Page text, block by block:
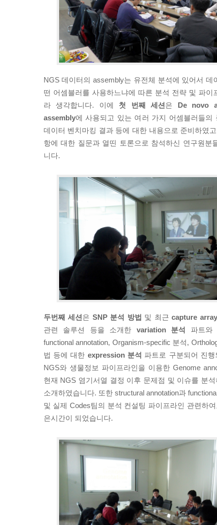
NGS 데이터의 assembly는 유전체 분석에 있어서 데
떤 어셈블러를 사용하느냐에 따른 분석 전략 및 파이
라 생각합니다. 이에 첫 번째 세션은 De novo
assembly에 사용되고 있는 여러 가지 어셈블러들의
데이터 벤치마킹 결과 등에 대한 내용으로 준비하였
항에 대한 질문과 열띤 토론으로 참석하신 연구원분
니다.
두번째 세션은 SNP 분석 방법 및 최근capture
관련 솔루션 등을 소개한 variation 분석
파트와
functional annotation, Organism-specific 분석,
법 등에 대한 expression 분석 파트로 구분되어 진
NGS와 생물정보 파이프라인을 이용한 Genome
현재 NGS 염기서열 결정 이후 문제점 및 이슈를 분
소개하였습니다. 또한 structural annotation과
및 실제 Codes팀의 분석 컨설팅 파이프라인 관련하
은시간이 되었습니다.